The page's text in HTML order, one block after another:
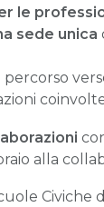
le
sede unica
alla
Civiche